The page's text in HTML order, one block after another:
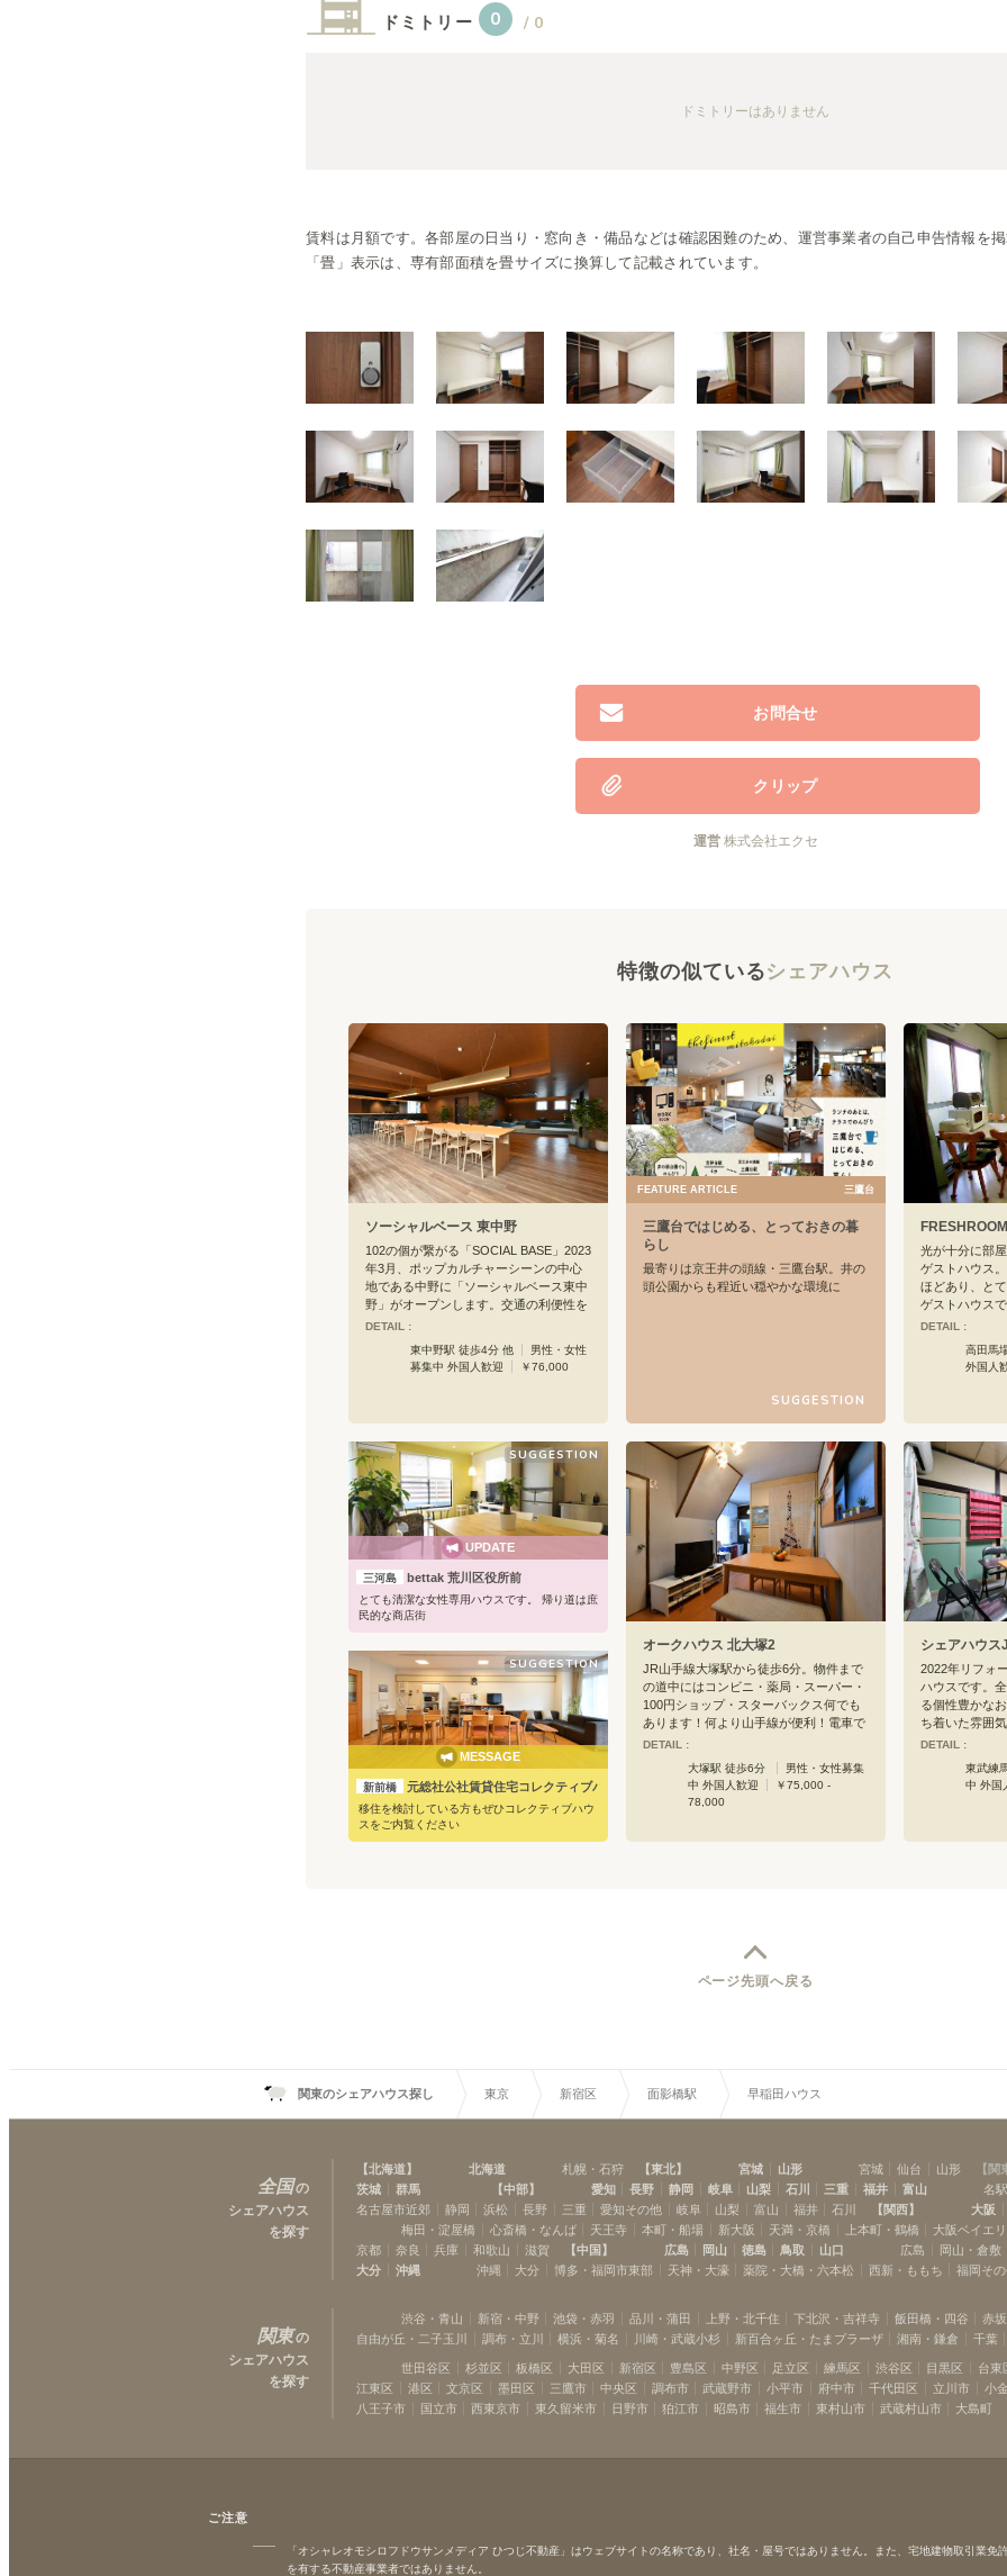
ドミトリー 0 / 0
ドミトリーはありません
賃料は月額です。各部屋の日当り・窓向き・備品などは確認困難のため、運営事業者の自己申告情報を
「畳」表示は、専有部面積を畳サイズに換算して記載されています。
お問合せ
クリップ
運営 株式会社エクセ
特徴の似ているシェアハウス
ソーシャルベース 東中野
102の個が繋がる「SOCIAL BASE」2023
年3月、ポップカルチャーシーンの中心
地である中野に「ソーシャルベース東中
野」がオープンします。交通の利便性を
生かし、東中野をベースとしながら、仕
な価値観から生まれる暮らしは、豊富な
カルチャーコンテンツを発信する場でも
DETAIL :
東中野駅 徒歩4分 他
男性・女性
募集中 外国人歓迎
￥76,000
FEATURE ARTICLE 三鷹台
三鷹台ではじめる、とっておきの暮
らし
最寄りは京王井の頭線・三鷹台駅。井の
頭公園からも程近い穏やかな環境に
コーヒーを飲む。ワークスペースでは仕
SUGGESTION
光が十分に部
ゲストハウス
ほどあり、と
ゲストハウス
く、ゴチャゴ
ーオープンな
DETAIL :
高田馬
外国人
SUGGESTION
UPDATE
三河島 bettak 荒川区役所前
とても清潔な女性専用ハウスです。 帰り道は庶
民的な商店街
SUGGESTION
MESSAGE
新前橋 元総社公社賃貸住宅コレクティブハウス
移住を検討している方もぜひコレクティブハウ
スをご内覧ください
オークハウス 北大塚2
JR山手線大塚駅から徒歩6分。物件まで
の道中にはコンビニ・薬局・スーパー・
100円ショップ・スターバックス何でも
あります！何より山手線が便利！電車で
池袋まで4分、新宿・渋谷・秋葉原まで
ち着く空間です。都心で駅近 生活のし
やすい物件をお探しの方はぜひ一度見に
DETAIL :
大塚駅 徒歩6分
男性・女性募集
中 外国人歓迎
￥75,000 -
78,000
シェアハウス
2022年リフォ
ハウスです。
る個性豊かな
ち着いた雰囲
と家電が充実
的にも安心で
は静かな住宅
DETAIL :
東武練
中 外国
ページ先頭へ戻る
関東のシェアハウス探し 東京 新宿区 面影橋駅 早稲田ハウス
全国の
シェアハウス
を探す
【北海道】 北海道 札幌・石狩 【東北】 宮城 山形 宮城 仙台 山形 【 関
茨城
群馬 【中部】 愛知 長野 静岡 岐阜 山梨 石川 三重 福井 富山
名駅
名古屋市近郊
静岡 浜松 長野 三重 愛知その他 岐阜 山梨 富山 福井 石川 【関西】
大阪
梅田・淀屋橋
心斎橋・なんば 天王寺 本町・船場 新大阪 天満・京橋 上本町・鶴橋
大阪ベイエ
京都
奈良 兵庫 和歌山 滋賀 【中国 】 広島 岡山 徳島 鳥取 山口 広島
岡山・倉敷
大分
沖縄 沖縄 大分 博多・福岡市東部 天神・大濠 薬院・大橋・六本松 西新・ももち 福岡そ
関東の
シェアハウス
を探す
渋谷・青山 新宿・中野 池袋・赤羽 品川・蒲田 上野・北千住 下北沢・吉祥寺 飯田橋・四谷
赤
自由が丘・二子玉川
調布・立川 横浜・菊名 川崎・武蔵小杉 新百合ヶ丘・たまプラーザ 湘南・鎌倉 千葉
世田谷区 杉並区 板橋区 大田区 新宿区 豊島区 中野区 足立区 練馬区 渋谷区 目黒区
台東
江東区
港区 文京区 墨田区 三鷹市 中央区 調布市 武蔵野市 小平市 府中市 千代田区 立川市
小
八王子市
国立市 西東京市 東久留米市 日野市 狛江市 昭島市 福生市 東村山市 武蔵村山市 大島町
ご注意
「オシャレオモシロフドウサンメディア ひつじ不動産」はウェブサイトの名称であり、社名・屋号ではありません。また、宅地建物取引業免
を有する不動産事業者ではありません。